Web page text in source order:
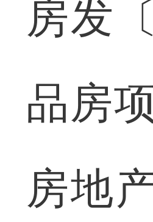
房发
品房
房地